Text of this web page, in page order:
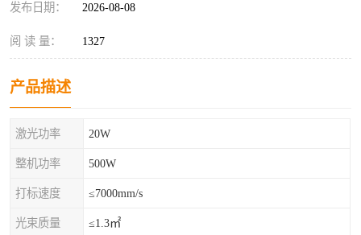
发布日期： 2026-08-08
阅 读 量： 1327
产品描述
激光功率 20W
整机功率 500W
打标速度 ≤7000mm/s
光束质量 ≤1.3㎡